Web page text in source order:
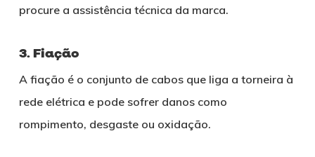
procure a assistência técnica da marca.
3. Fiação
A fiação é o conjunto de cabos que liga a torneira à
rede elétrica e pode sofrer danos como
rompimento, desgaste ou oxidação.